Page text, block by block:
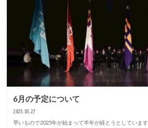
6月の予定について
2025.05.27
早いもので2025年が始まって半年が経とうとしています